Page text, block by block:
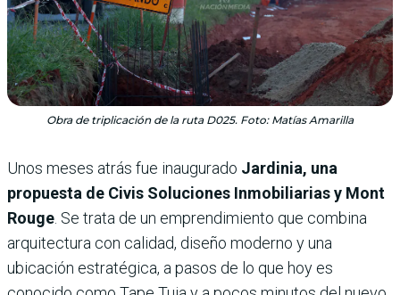
Obra de triplicación de la ruta D025. Foto: Matías Amarilla
Unos meses atrás fue inaugurado Jardinia, una
propuesta de Civis Soluciones Inmobiliarias y Mont
Rouge. Se trata de un emprendimiento que combina
arquitectura con calidad, diseño moderno y una
ubicación estratégica, a pasos de lo que hoy es